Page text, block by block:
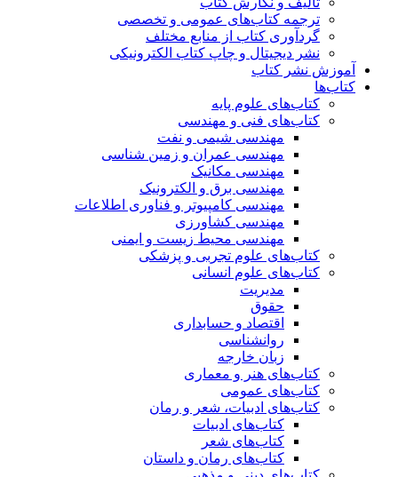
ترجمه کتاب‌های عمومی و تخصصی
گردآوری کتاب از منابع مختلف
نشر دیجیتال و چاپ کتاب الکترونیکی
آموزش نشر کتاب
کتاب‌ها
کتاب‌های علوم پایه
کتاب‌های فنی و مهندسی
مهندسی شیمی و نفت
مهندسی عمران و زمین شناسی
مهندسی مکانیک
مهندسی برق و الکترونیک
مهندسی کامپیوتر و فناوری اطلاعات
مهندسی کشاورزی
مهندسی محیط زیست و ایمنی
کتاب‌های علوم تجربی و پزشکی
کتاب‌های علوم انسانی
مدیریت
حقوق
اقتصاد و حسابداری
روانشناسی
زبان خارجه
کتاب‌های هنر و معماری
کتاب‌های عمومی
کتاب‌های ادبیات، شعر و رمان
کتاب‌های ادبیات
کتاب‌های شعر
کتاب‌های رمان و داستان